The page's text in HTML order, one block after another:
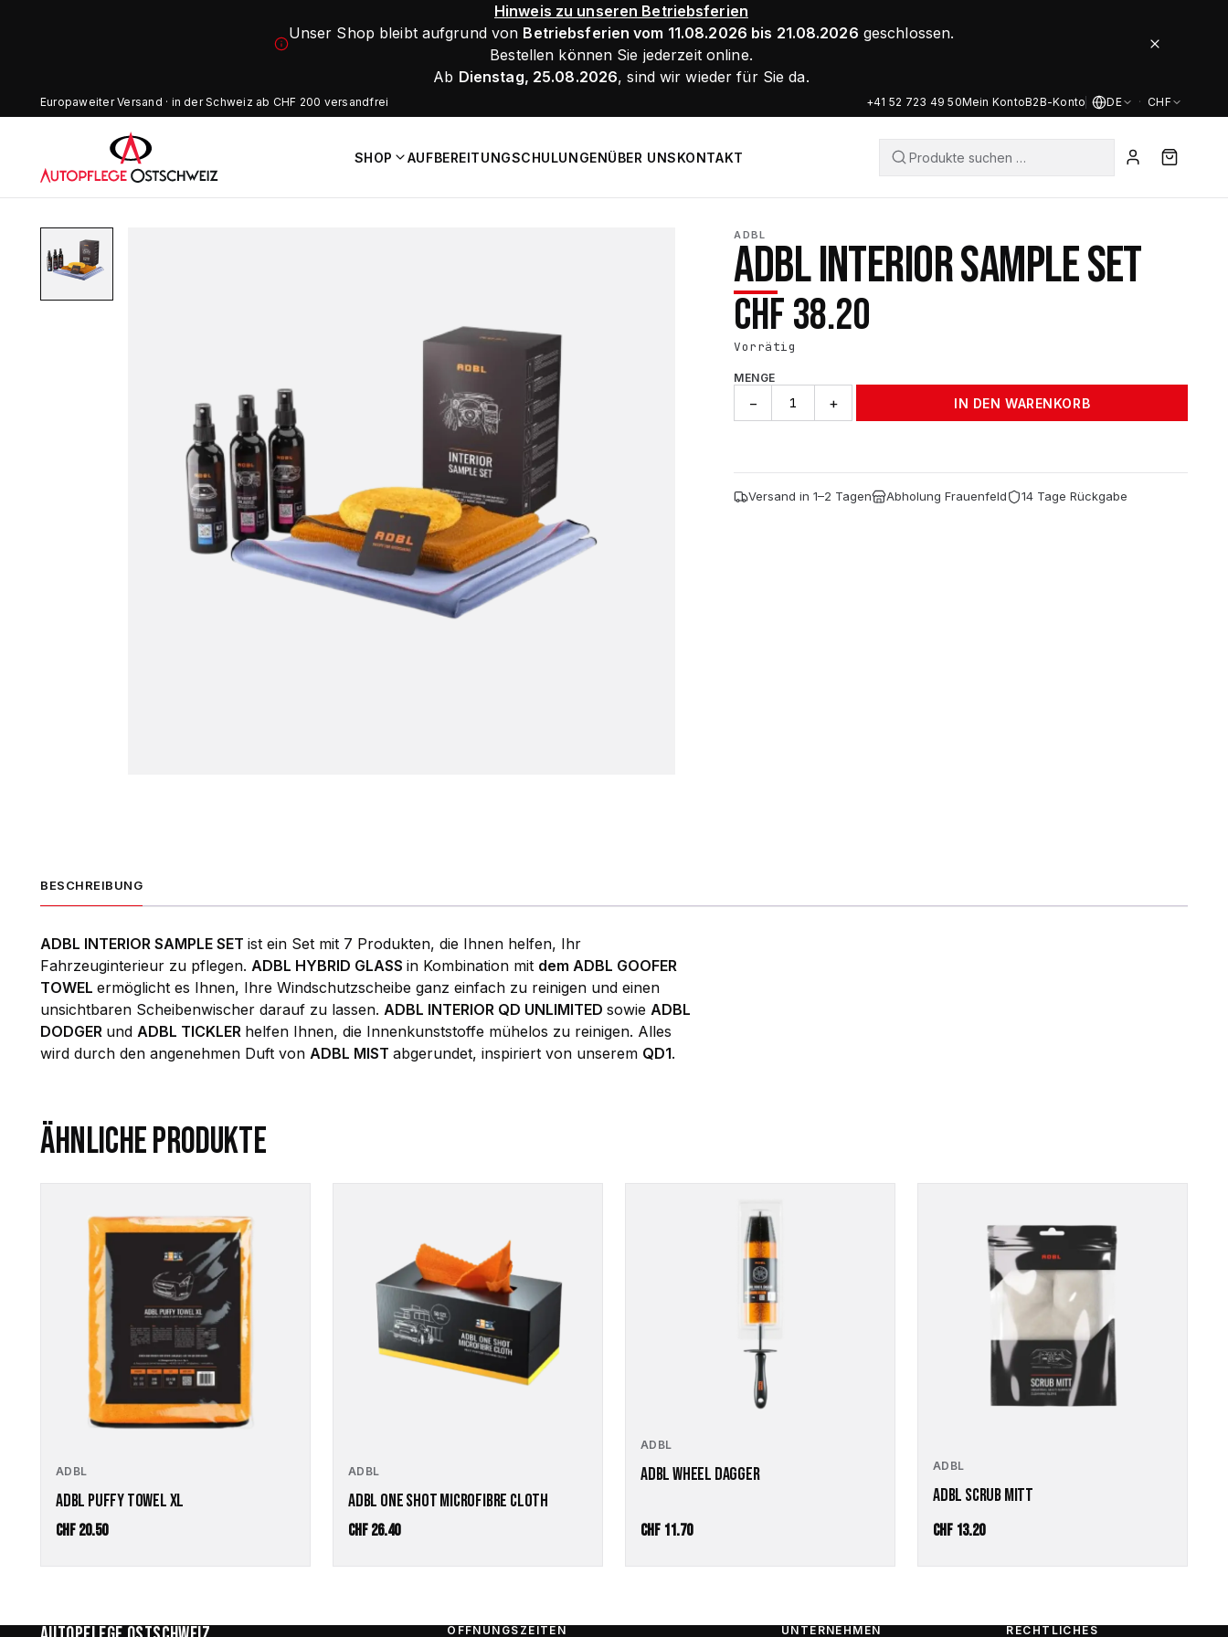
Hinweis zu unseren Betriebsferien
Unser Shop bleibt aufgrund von Betriebsferien vom 11.08.2026 bis 21.08.2026 geschlossen.
Bestellen können Sie jederzeit online.
Ab Dienstag, 25.08.2026, sind wir wieder für Sie da.
Europaweiter Versand · in der Schweiz ab CHF 200 versandfrei +41 52 723 49 50Mein KontoB2B-Konto DE · CHF
SHOP AUFBEREITUNGSCHULUNGENÜBER UNSKONTAKT
ADBL
ADBL INTERIOR SAMPLE SET
CHF38.20
Vorrätig
MENGE
−
Menge
+ IN DEN WARENKORB
Versand in 1–2 Tagen Abholung Frauenfeld 14 Tage Rückgabe
BESCHREIBUNG
ADBL INTERIOR SAMPLE SET ist ein Set mit 7 Produkten, die Ihnen helfen, Ihr
Fahrzeuginterieur zu pflegen. ADBL HYBRID GLASS in Kombination mit dem ADBL GOOFER
TOWEL ermöglicht es Ihnen, Ihre Windschutzscheibe ganz einfach zu reinigen und einen
unsichtbaren Scheibenwischer darauf zu lassen. ADBL INTERIOR QD UNLIMITED sowie ADBL
DODGER und ADBL TICKLER helfen Ihnen, die Innenkunststoffe mühelos zu reinigen. Alles
wird durch den angenehmen Duft von ADBL MIST abgerundet, inspiriert von unserem QD1.
ÄHNLICHE PRODUKTE
ADBL
ADBL PUFFY TOWEL XL
CHF20.50
ADBL
ADBL ONE SHOT MICROFIBRE CLOTH
CHF26.40
ADBL
ADBL WHEEL DAGGER
CHF 11.70
ADBL
ADBL SCRUB MITT
CHF 13.20
ÖFFNUNGSZEITEN UNTERNEHMEN RECHTLICHES